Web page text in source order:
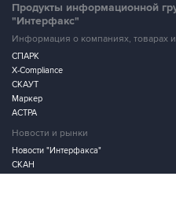
Продукты информационной
"Интерфакс"
Информация о компаниях, товарах
СПАРК
X-Compliance
СКАУТ
Маркер
АСТРА
Новости и рынки
Новости "Интерфакса"
СКАН